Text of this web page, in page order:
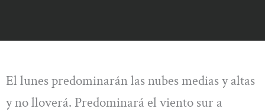
El lunes predominarán las nubes medias y altas
y no lloverá. Predominará el viento sur a